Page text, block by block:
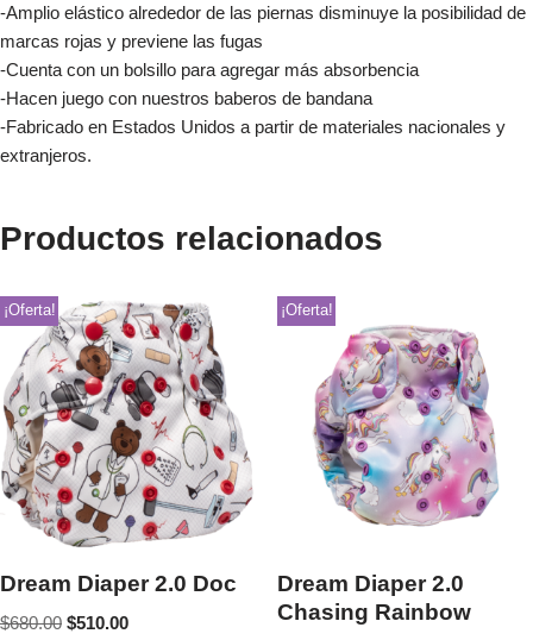
-Amplio elástico alrededor de las piernas disminuye la posibilidad de
marcas rojas y previene las fugas
-Cuenta con un bolsillo para agregar más absorbencia
-Hacen juego con nuestros baberos de bandana
-Fabricado en Estados Unidos a partir de materiales nacionales y
extranjeros.
Productos relacionados
¡Oferta!
Dream Diaper 2.0 Doc
$680.00 $510.00
¡Oferta!
Dream Diaper 2.0
Chasing Rainbow